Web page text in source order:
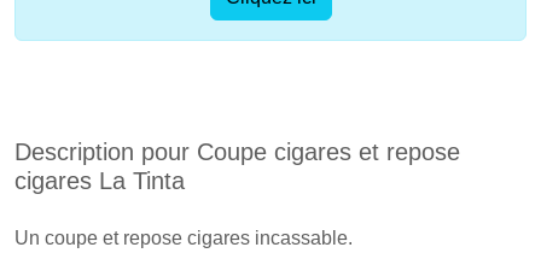
Description pour Coupe cigares et repose
cigares La Tinta
Un coupe et repose cigares incassable.